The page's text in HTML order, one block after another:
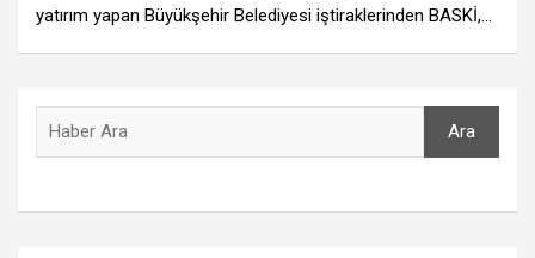
yatırım yapan Büyükşehir Belediyesi iştiraklerinden BASKİ,…
Ara